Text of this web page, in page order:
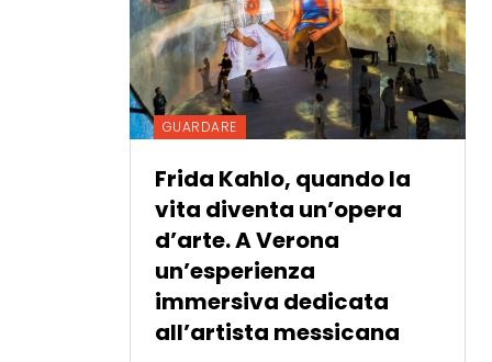
GUARDARE
Frida Kahlo, quando la
vita diventa un’opera
d’arte. A Verona
un’esperienza
immersiva dedicata
all’artista messicana